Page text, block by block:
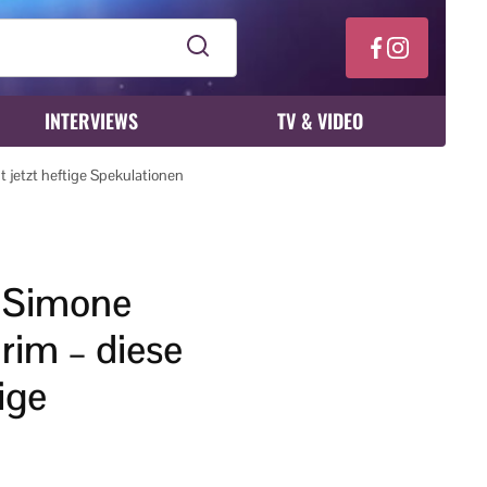
INTERVIEWS TV & VIDEO
jetzt heftige Spekulationen
– diese